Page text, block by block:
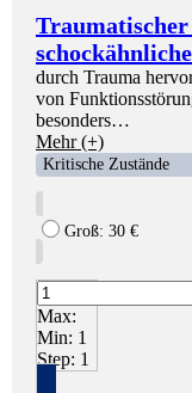
Traumatischer
durch Trauma
von
besonders…
Mehr (+)
Kritische Zustände
Groß: 30 €
Max:
Min: 1
Step: 1